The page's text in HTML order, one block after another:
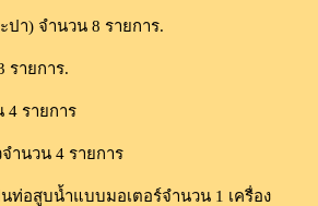
า) จำนวน 8 รายการ.
รายการ.
4 รายการ
ำนวน 4 รายการ
ท่อสูบน้ำแบบมอเตอร์จำนวน 1 เครื่อง